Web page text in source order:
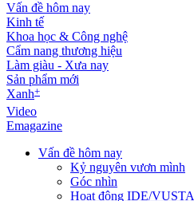
Vấn đề hôm nay
Kinh tế
Khoa học & Công nghệ
Cẩm nang thương hiệu
Làm giàu - Xưa nay
Sản phẩm mới
Xanh+
Video
Emagazine
Vấn đề hôm nay
Kỷ nguyên vươn mình
Góc nhìn
Hoạt động IDE/VUSTA